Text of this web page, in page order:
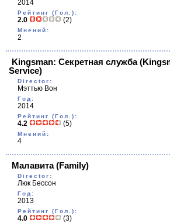
2014
Рейтинг (Гол.):
2.0 (2)
Мнений:
2
Kingsman: Секретная служба
Service)
Director:
Мэттью Вон
Год:
2014
Рейтинг (Гол.):
4.2 (5)
Мнений:
4
Малавита(Family)
Director:
Люк Бессон
Год:
2013
Рейтинг (Гол.):
4.0 (3)